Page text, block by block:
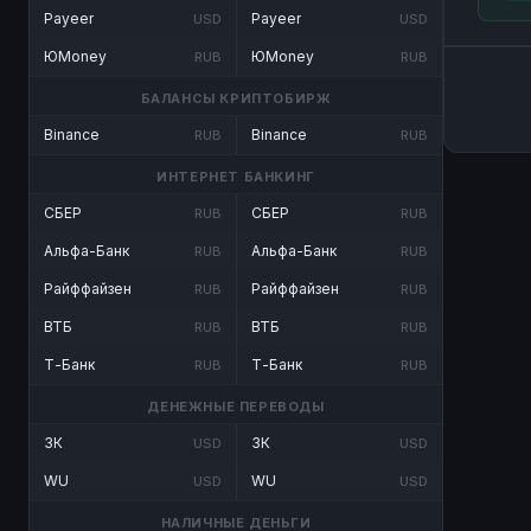
Payeer USD
ЮMoney RUB
Payeer USD
ЮMoney RUB
БАЛАНСЫ КРИПТОБИРЖ
Binance RUB Binance RUB
ИНТЕРНЕТ БАНКИНГ
СБЕР RUB
Альфа-Банк RUB
Райффайзен RUB
ВТБ RUB
Т-Банк RUB
СБЕР RUB
Альфа-Банк RUB
Райффайзен RUB
ВТБ RUB
Т-Банк RUB
ДЕНЕЖНЫЕ ПЕРЕВОДЫ
ЗК USD
WU USD
ЗК USD
WU USD
НАЛИЧНЫЕ ДЕНЬГИ